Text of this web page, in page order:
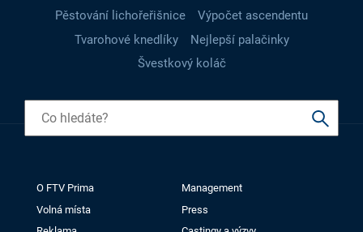
Pěstování lichořeřišnice
Výpočet ascendentu
Tvarohové knedlíky
Nejlepší palačinky
Švestkový koláč
O FTV Prima
Management
Volná místa
Press